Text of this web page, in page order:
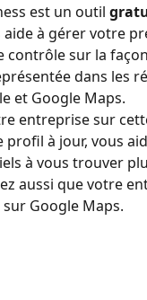
est un outil
aide à gérer votre
contrôle sur la
dans les
et Google Maps.
entreprise sur
à jour, vous
à vous trouver
aussi que votre
Google Maps.